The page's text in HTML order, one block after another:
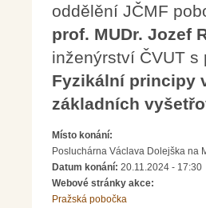
oddělění JČMF
prof. MUDr. Jozef
inženýrství ČVUT s
Fyzikální principy
základních
Místo konání:
Posluchárna Václava Dolejška na
Datum konání: 20.11.2024 - 17:30
Webové stránky akce:
Pražská pobočka